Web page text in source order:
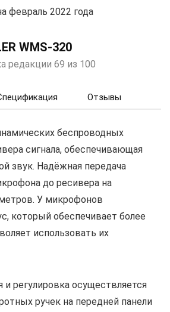
февраль 2022 года
WMS-320
редакции 69 из 100
Отзывы
беспроводных
сигнала, обеспечивающая
звук. Надёжная передача
до ресивера на
У микрофонов
который обеспечивает более
использовать их
регулировка осуществляется
ручек на передней панели